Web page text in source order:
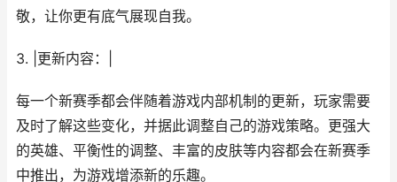
敬，让你更有底气展现自我。
3. |更新内容：|
每一个新赛季都会伴随着游戏内部机制的更新，玩家需要
及时了解这些变化，并据此调整自己的游戏策略。更强大
的英雄、平衡性的调整、丰富的皮肤等内容都会在新赛季
中推出，为游戏增添新的乐趣。